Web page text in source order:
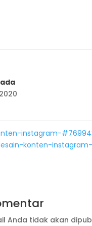
instagram-
konten-
Anda tidak akan